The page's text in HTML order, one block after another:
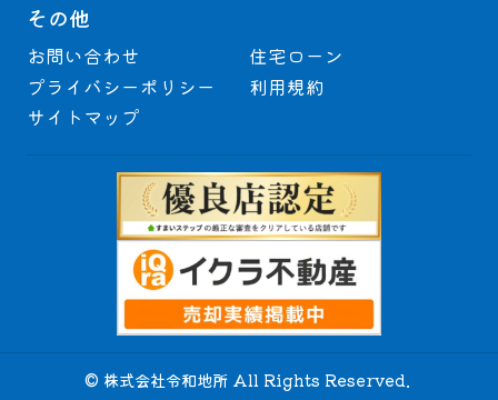
その他
お問い合わせ
住宅ローン
プライバシーポリシー
利用規約
サイトマップ
© 株式会社令和地所 All Rights Reserved.